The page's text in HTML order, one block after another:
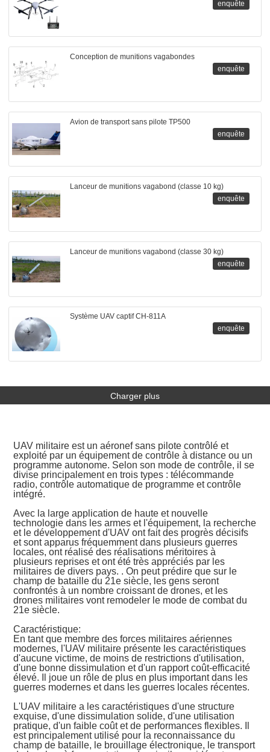
enquête
Conception de munitions vagabondes
enquête
Avion de transport sans pilote TP500
enquête
Lanceur de munitions vagabond (classe 10 kg)
enquête
Lanceur de munitions vagabond (classe 30 kg)
enquête
Système UAV captif CH-811A
enquête
Charger plus
UAV militaire est un aéronef sans pilote contrôlé et
exploité par un équipement de contrôle à distance ou un
programme autonome. Selon son mode de contrôle, il se
divise principalement en trois types : télécommande
radio, contrôle automatique de programme et contrôle
intégré.
Avec la large application de haute et nouvelle
technologie dans les armes et l'équipement, la recherche
et le développement d'UAV ont fait des progrès décisifs
et sont apparus fréquemment dans plusieurs guerres
locales, ont réalisé des réalisations méritoires à
plusieurs reprises et ont été très appréciés par les
militaires de divers pays. . On peut prédire que sur le
champ de bataille du 21e siècle, les gens seront
confrontés à un nombre croissant de drones, et les
drones militaires vont remodeler le mode de combat du
21e siècle.
Caractéristique:
En tant que membre des forces militaires aériennes
modernes, l'UAV militaire présente les caractéristiques
d'aucune victime, de moins de restrictions d'utilisation,
d'une bonne dissimulation et d'un rapport coût-efficacité
élevé. Il joue un rôle de plus en plus important dans les
guerres modernes et dans les guerres locales récentes.
L'UAV militaire a les caractéristiques d'une structure
exquise, d'une dissimulation solide, d'une utilisation
pratique, d'un faible coût et de performances flexibles. Il
est principalement utilisé pour la reconnaissance du
champ de bataille, le brouillage électronique, le transport